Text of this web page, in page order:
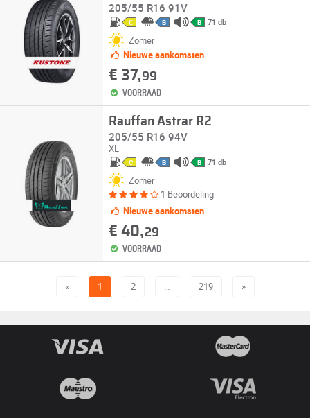
205/55 R16 91V
C B B 71 db
Zomer
Nieuwe aankomsten
€ 37,99
VOORRAAD
Rauffan Astrar R2
205/55 R16 94V
XL
C B B 71 db
Zomer
1 Beoordeling
Nieuwe aankomsten
€ 40,29
VOORRAAD
« 1 2 … 219 »